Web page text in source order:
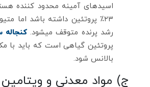
اسیدهای آمینه محدود کننده
۲۳٪ پروتئین داشته باشد اما
رشد پرنده متوقف میشود. کنجاله
پروتئین گیاهی است که باید با
بالانس شود.